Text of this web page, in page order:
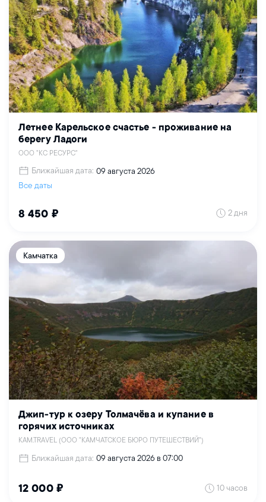
Летнее Карельское счастье - проживание на
берегу Ладоги
ООО "КС РЕСУРС"
Ближайшая дата: 09 августа 2026
Все даты
8 450 ₽ 2 дня
Камчатка
Джип-тур к озеру Толмачёва и купание в
горячих источниках
KAM.TRAVEL (ООО "КАМЧАТСКОЕ БЮРО ПУТЕШЕСТВИЙ")
Ближайшая дата: 09 августа 2026 в 07:00
12 000 ₽ 10 часов